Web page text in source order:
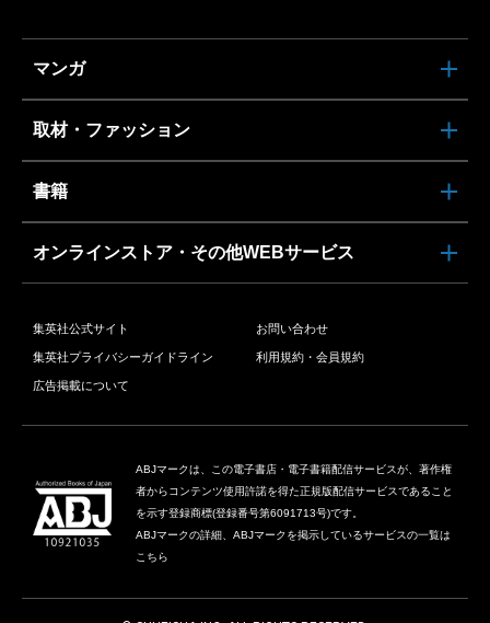
マンガ
取材・ファッション
書籍
オンラインストア・その他WEBサービス
集英社公式サイト お問い合わせ
集英社プライバシーガイドライン 利用規約・会員規約
広告掲載について
ABJマークは、この電子書店・電子書籍配信サービスが、著作権
者からコンテンツ使用許諾を得た正規版配信サービスであること
を示す登録商標(登録番号第6091713号)です。
ABJマークの詳細、ABJマークを掲示しているサービスの一覧は
こちら